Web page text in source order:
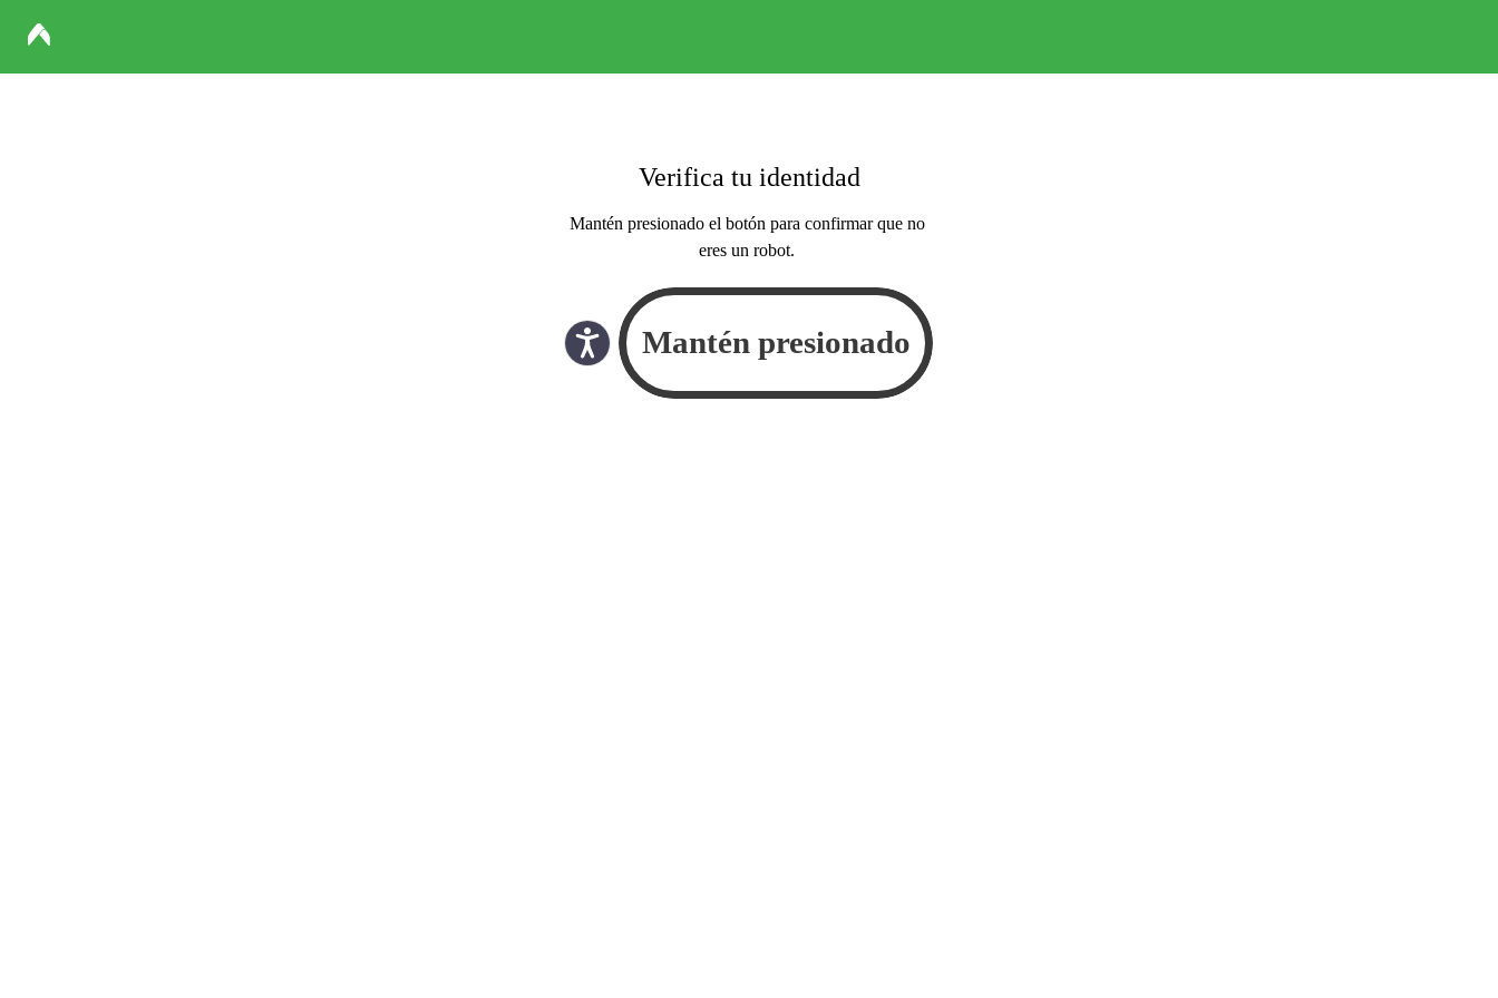
Verifica tu identidad
Mantén presionado el botón para confirmar que no
eres un robot.